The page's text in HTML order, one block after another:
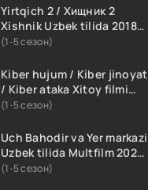
Yirtqich 2 / Хищник 2
Xishnik Uzbek tilida 2018-
2024 O'zbekcha tarjima
(1-5 сезон)
Kiber hujum / Kiber jinoyat
/ Kiber ataka Xitoy filmi
Uzbek tilida O'zbekcha
HD skachat
(1-5 сезон)
Uch Bahodir va Yer markazi
Uzbek tilida Multfilm 2025
tarjima HD skachat
(1-5 сезон)